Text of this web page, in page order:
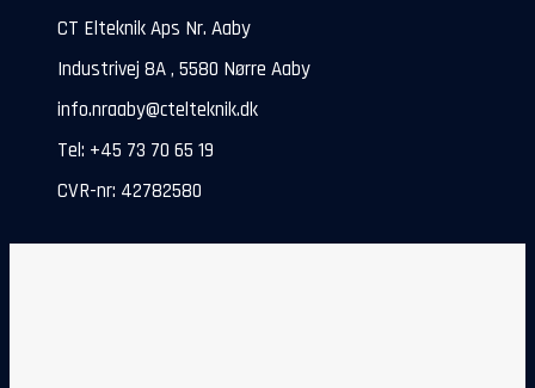
CT Elteknik Aps Nr. Aaby
Industrivej 8A , 5580 Nørre Aaby
info.nraaby@ctelteknik.dk
Tel: +45 73 70 65 19
CVR-nr: 42782580